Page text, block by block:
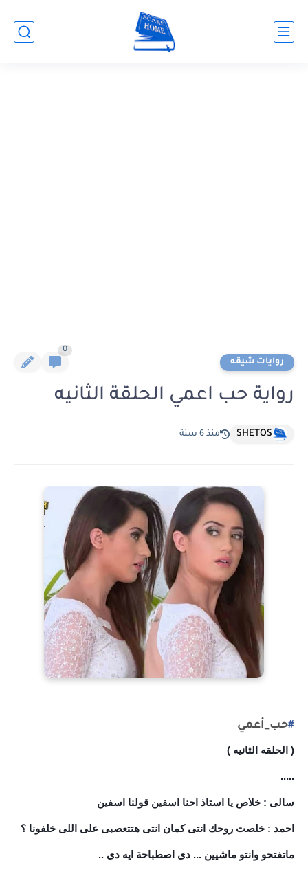
روايات شيقه
0
رواية حب اعمي الحلقة الثانيه
SHETOS منذ 6 سنة
#حب_أعمي
( الحلقه الثانيه )
.....
سالى : خلاص يا استاذ احنا اسفين قولنا اسفين
احمد : خلصت روحك انتى كمان انتى هتتعصبى على اللى خلفونا ؟
ماتفتحو وانتو ماشيين ... دى اصطباحة ايه دى ..